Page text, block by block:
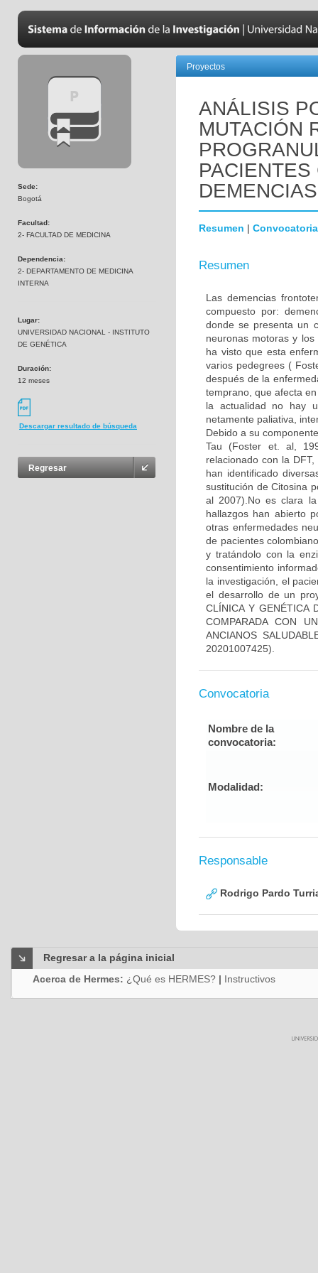
Sede:
Bogotá
Facultad:
2- FACULTAD DE MEDICINA
Dependencia:
2- DEPARTAMENTO DE MEDICINA
INTERNA
Lugar:
UNIVERSIDAD NACIONAL - INSTITUTO
DE GENÉTICA
Duración:
12 meses
Descargar resultado de búsqueda
Regresar
Proyectos
ANÁLISIS
MUTACIÓN
Resumen | Convocatoria
Resumen
Las demencias
compuesto por:
donde se presenta un
neuronas motoras y
ha visto que esta
varios pedegrees (
después de la
temprano, que afecta
la actualidad no hay
netamente paliativa,
Debido a su
Tau (Foster et. al,
relacionado con la
han identificado
sustitución de Citosina
al 2007).No es clara
hallazgos han abierto
otras enfermedades
de pacientes
y tratándolo con la
consentimiento
la investigación, el
el desarrollo de un
CLÍNICA Y GENÉTICA
COMPARADA CON
ANCIANOS
20201007425).
Convocatoria
Nombre de la
convocatoria:
Modalidad:
Responsable
Rodrigo Pardo
Regresar a la página inicial
Acerca de Hermes: ¿Qué es HERMES? | Instructivos